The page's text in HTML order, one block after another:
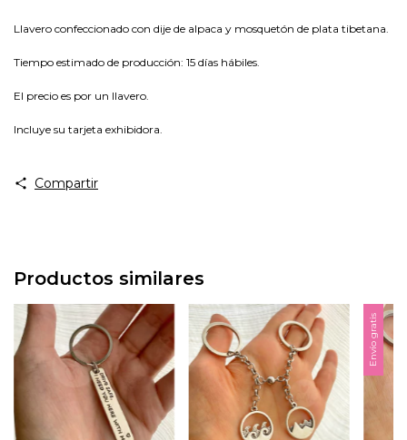
Llavero confeccionado con dije de alpaca y mosquetón de plata tibetana.
Tiempo estimado de producción: 15 días hábiles.
El precio es por un llavero.
Incluye su tarjeta exhibidora.
Compartir
Productos similares
Envío gratis